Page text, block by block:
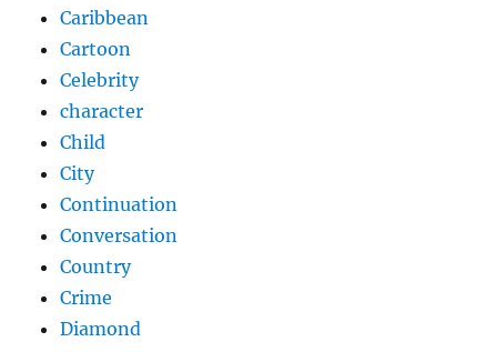
Caribbean
Cartoon
Celebrity
character
Child
City
Continuation
Conversation
Country
Crime
Diamond